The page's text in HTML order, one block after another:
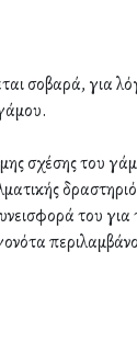
σοβαρά, για
σχέσης του
του